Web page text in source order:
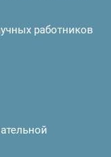
работников